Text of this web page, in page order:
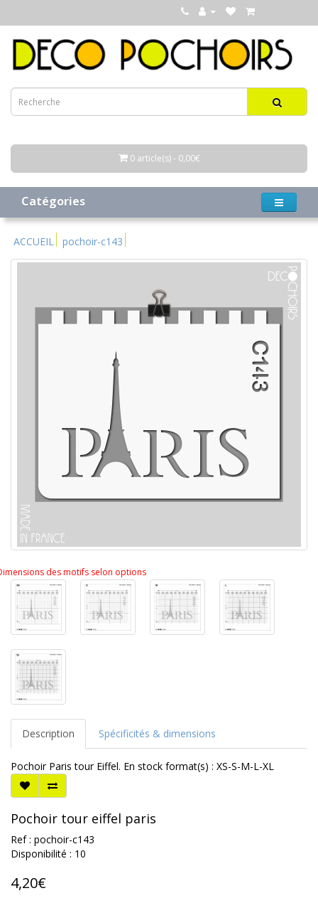
0 article(s) - 0,00€
Catégories
ACCUEIL pochoir-c143
des motifs selon options
Description Spécificités & dimensions
Pochoir Paris tour Eiffel. En stock format(s) : XS-S-M-L-XL
Pochoir tour eiffel paris
Ref : pochoir-c143
Disponibilité : 10
4,20€